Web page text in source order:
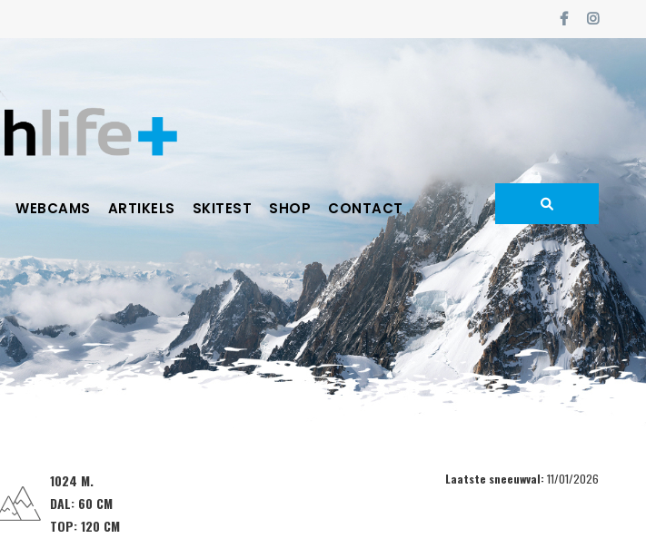
WEBCAMS ARTIKELS SKITEST SHOP CONTACT
1024 M.
DAL: 60 CM
TOP:120 CM
Laatste sneeuwval: 11/01/2026